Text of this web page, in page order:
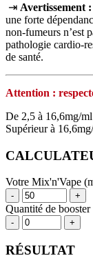
⇥ Avertissement :
une forte
non‑fumeurs n’est
pathologie
de santé.
Attention :
De 2,5 à 16,6mg/
Supérieur à
Votre Mix'n'Vape
- +
Quantité de booster
- +
RÉSULTAT